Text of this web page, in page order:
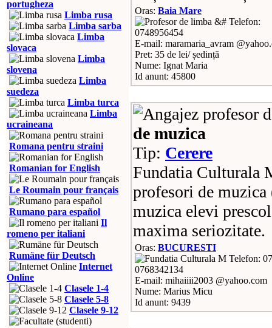
portugheza
Limba rusa
Limba sarba
Limba
slovaca
Limba
slovena
Limba
suedeza
Limba turca
Limba
ucraineana
Romana pentru straini
Romanian for English
Le Roumain pour français
Rumano para español
Il
romeno per italiani
Rumäne für Deutsch
Internet
Online
Clasele 1-4
Clasele 5-8
Clasele 9-12
Oras: Baia Mare
Telefon:
0748956454
E-mail: maramaria_avram
Pret: 35 de lei/ ședință
Nume: Ignat Maria
Id anunt: 45800
de muzica
Tip: Cerere
Fundatia Culturala
profesori de
muzica elevi
maxima seriozitate.
Oras: BUCURESTI
Telefon:
0768342134
E-mail: mihaiiii2003 @yahoo.com
Nume: Marius Micu
Id anunt: 9439